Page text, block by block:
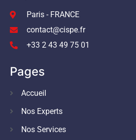
Paris - FRANCE
contact@cispe.fr
+33 2 43 49 75 01
Pages
Accueil
Nos Experts
Nos Services